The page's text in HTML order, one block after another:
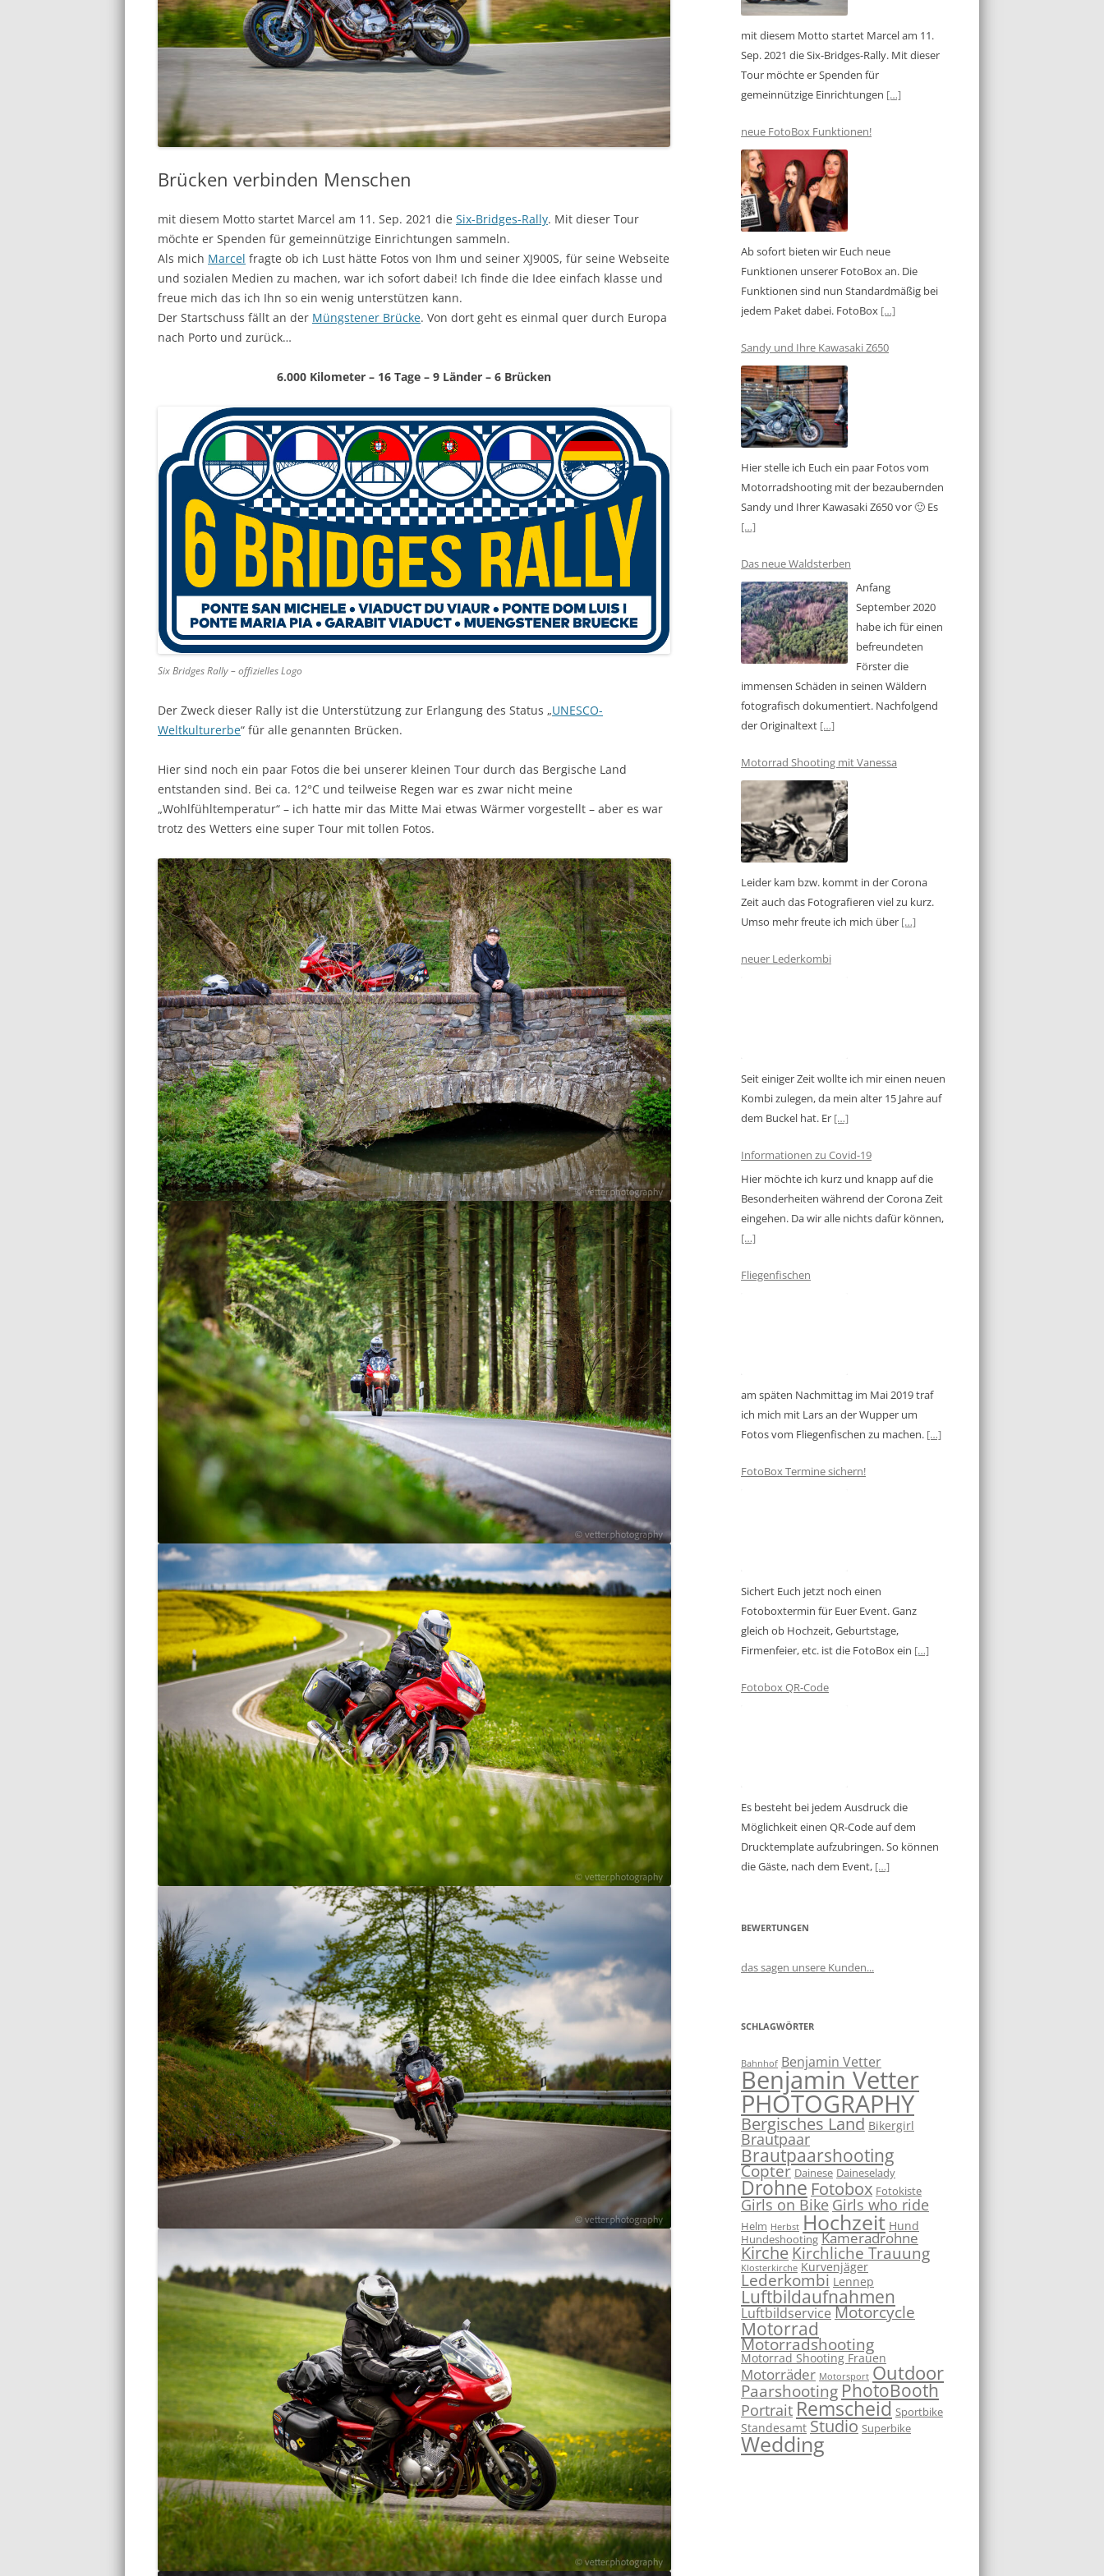
Brücken verbinden Menschen
mit diesem Motto startet Marcel am 11. Sep. 2021 die Six-Bridges-Rally. Mit dieser Tour
möchte er Spenden für gemeinnützige Einrichtungen sammeln.
Als mich Marcel fragte ob ich Lust hätte Fotos von Ihm und seiner XJ900S, für seine Webseite
und sozialen Medien zu machen, war ich sofort dabei! Ich finde die Idee einfach klasse und
freue mich das ich Ihn so ein wenig unterstützen kann.
Der Startschuss fällt an der Müngstener Brücke. Von dort geht es einmal quer durch Europa
nach Porto und zurück…
6.000 Kilometer – 16 Tage – 9 Länder – 6 Brücken
Six Bridges Rally – offizielles Logo
Der Zweck dieser Rally ist die Unterstützung zur Erlangung des Status „UNESCO-
Weltkulturerbe“ für alle genannten Brücken.
Hier sind noch ein paar Fotos die bei unserer kleinen Tour durch das Bergische Land
entstanden sind. Bei ca. 12°C und teilweise Regen war es zwar nicht meine
„Wohlfühltemperatur“ – ich hatte mir das Mitte Mai etwas Wärmer vorgestellt – aber es war
trotz des Wetters eine super Tour mit tollen Fotos.
mit diesem Motto startet Marcel am 11.
Sep. 2021 die Six-Bridges-Rally. Mit dieser
Tour möchte er Spenden für
gemeinnützige Einrichtungen […]
neue FotoBox Funktionen!
Ab sofort bieten wir Euch neue
Funktionen unserer FotoBox an. Die
Funktionen sind nun Standardmäßig bei
jedem Paket dabei. FotoBox […]
Sandy und Ihre Kawasaki Z650
Hier stelle ich Euch ein paar Fotos vom
Motorradshooting mit der bezaubernden
Sandy und Ihrer Kawasaki Z650 vor 🙂 Es
[…]
Das neue Waldsterben
Anfang
September 2020
habe ich für einen
befreundeten
Förster die
immensen Schäden in seinen Wäldern
fotografisch dokumentiert. Nachfolgend
der Originaltext […]
Motorrad Shooting mit Vanessa
Leider kam bzw. kommt in der Corona
Zeit auch das Fotografieren viel zu kurz.
Umso mehr freute ich mich über […]
neuer Lederkombi
Seit einiger Zeit wollte ich mir einen neuen
Kombi zulegen, da mein alter 15 Jahre auf
dem Buckel hat. Er […]
Informationen zu Covid-19
Hier möchte ich kurz und knapp auf die
Besonderheiten während der Corona Zeit
eingehen. Da wir alle nichts dafür können,
[…]
Fliegenfischen
am späten Nachmittag im Mai 2019 traf
ich mich mit Lars an der Wupper um
Fotos vom Fliegenfischen zu machen. […]
FotoBox Termine sichern!
Sichert Euch jetzt noch einen
Fotoboxtermin für Euer Event. Ganz
gleich ob Hochzeit, Geburtstage,
Firmenfeier, etc. ist die FotoBox ein […]
Fotobox QR-Code
Es besteht bei jedem Ausdruck die
Möglichkeit einen QR-Code auf dem
Drucktemplate aufzubringen. So können
die Gäste, nach dem Event, […]
BEWERTUNGEN
das sagen unsere Kunden...
SCHLAGWÖRTER
Bahnhof Benjamin Vetter
Benjamin Vetter
PHOTOGRAPHY
Bergisches Land Bikergirl
Brautpaar
Brautpaarshooting
Copter Dainese Daineselady
Drohne Fotobox Fotokiste
Girls on Bike Girls who ride
Helm Herbst Hochzeit Hund
Hundeshooting Kameradrohne
Kirche Kirchliche Trauung
Klosterkirche Kurvenjäger
Lederkombi Lennep
Luftbildaufnahmen
Luftbildservice Motorcycle
Motorrad
Motorradshooting
Motorrad Shooting Frauen
Motorräder Motorsport Outdoor
Paarshooting PhotoBooth
Portrait Remscheid Sportbike
Standesamt Studio Superbike
Wedding